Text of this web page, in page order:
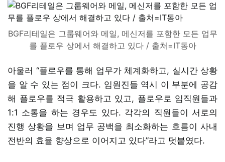
BGF리테일은 그룹웨어와 메일, 메신저를 포함한 모든 업무
를 플로우 상에서 해결하고 있다 / 출처=IT동아
아울러 “플로우를 통해 업무가 체계화하고, 실시간 상황
을 알 수 있는 점이 크다. 임원진들 역시 이 부분에 공감
해 플로우를 적극 활용하고 있고, 플로우로 임직원들과
1:1 소통을 하는 경우도 있다. 각각의 직원들이 서로의
진행 상황을 보며 업무 공백을 최소화하는 흐름이 사내
전반의 효율 향상으로 이어지고 있다”라고 덧붙였다.